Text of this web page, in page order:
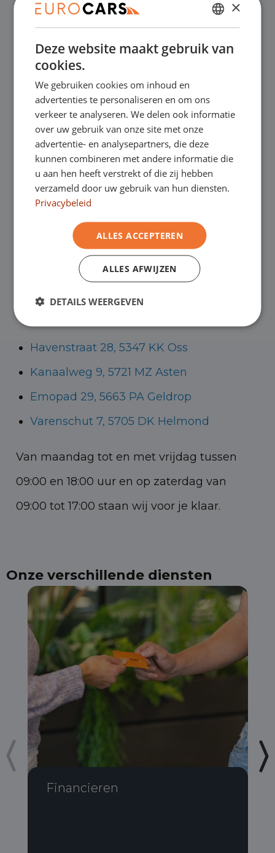
Online kopen, niet goed geld terug
Financial lease – Soepele acceptatie
Gratis thuisbezorgd bij online aankoop
Onze showrooms
Je bent van harte welkom in een van onze
showrooms om de occasions te bekijken –
kunt in Asten terecht voor onze
bedrijfswagens en in Oss, Geldrop en
Havenstraat 28, 5347 KK Oss
Kanaalweg 9, 5721 MZ Asten
Emopad 29, 5663 PA Geldrop
Varenschut 7, 5705 DK Helmond
Van maandag tot en met vrijdag tussen
09:00 en 18:00 uur en op zaterdag van
09:00 tot 17:00 staan wij voor je klaar.
Onze verschillende diensten
Financieren
DUTCH
ENGLISH
×
Deze website maakt gebruik van
cookies.
We gebruiken cookies om inhoud en
advertenties te personaliseren en om ons
verkeer te analyseren. We delen ook informatie
over uw gebruik van onze site met onze
advertentie- en analysepartners, die deze
kunnen combineren met andere informatie die
u aan hen heeft verstrekt of die zij hebben
verzameld door uw gebruik van hun diensten.
Privacybeleid
ALLES ACCEPTEREN
ALLES AFWIJZEN
DETAILS WEERGEVEN